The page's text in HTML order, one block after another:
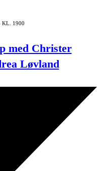
KL. 1900
med Christer
Løvland